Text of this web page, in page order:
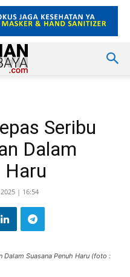
Seribu
Dalam
Haru
| 16:54
Dalam Suasana Penuh Haru (foto :